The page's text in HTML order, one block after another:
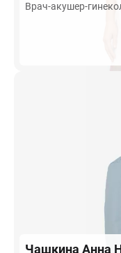
Врач-акушер-
Чашкина Анна